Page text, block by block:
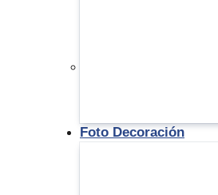
Foto Decoración